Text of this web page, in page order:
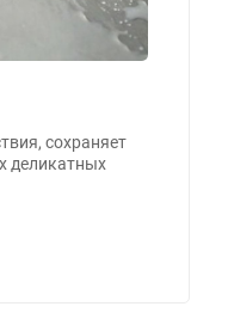
сохраняет
деликатных